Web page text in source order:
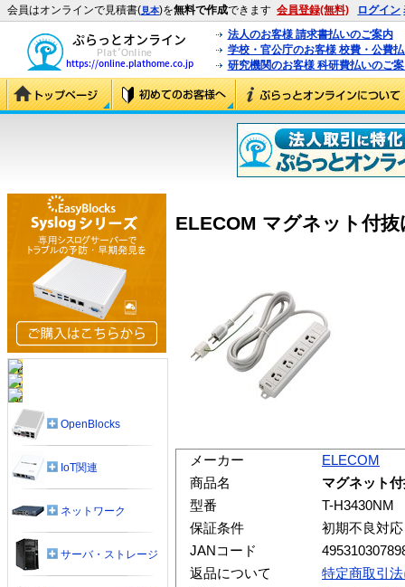
会員はオンラインで見積書(見本)を無料で作成できます 会員登録(無料) ログイン
法人のお客様 請求書払いのご案内
学校・官公庁のお客様 校費・公費
研究機関のお客様 科研費払いのご
ELECOM マグネット付
メーカー
ELECOM
商品名
マグネット
型番
T-H3430NM
保証条件
初期不良対
JANコード
返品について
特定商取引
OpenBlocks
IoT関連
ネットワーク
サーバ・ストレージ